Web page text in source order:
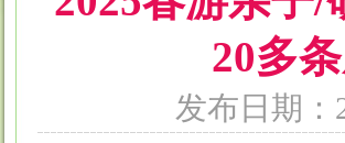
20多
发布日期